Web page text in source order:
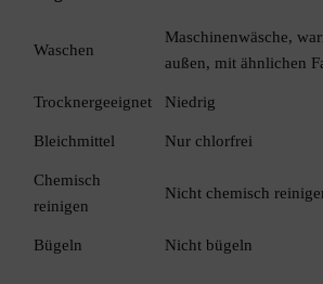
Waschen
Maschinenwäsche,
außen, mit ähnlichen
Trocknergeeignet Niedrig
Bleichmittel Nur chlorfrei
Chemisch
reinigen
Nicht chemisch
Bügeln Nicht bügeln